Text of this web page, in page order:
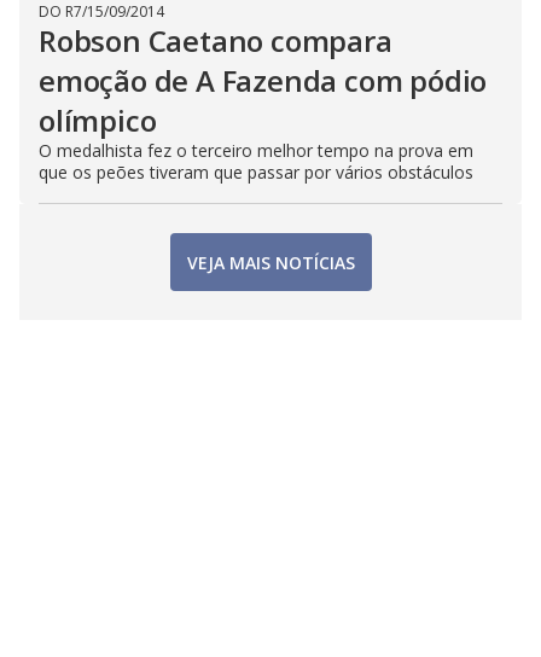
DO R7/15/09/2014
Robson Caetano compara
emoção de A Fazenda com pódio
olímpico
O medalhista fez o terceiro melhor tempo na prova em
que os peões tiveram que passar por vários obstáculos
VEJA MAIS NOTÍCIAS